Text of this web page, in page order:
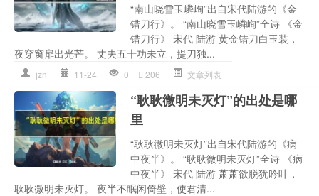
“南山晓雪玉嶙峋”出自宋代陆游的《金
错刀行》。 “南山晓雪玉嶙峋”全诗 《金
错刀行》 宋代 陆游 黄金错刀白玉装，
夜穿窗扉出光芒。 丈夫五十功未立，提刀独...
jzn 11-24 0 206 文章列表
“耿耿微明未灭灯”的出处是哪
里
“耿耿微明未灭灯”出自宋代陆游的《病
中夜半》。 “耿耿微明未灭灯”全诗 《病
中夜半》 宋代 陆游 萧萧欲脱犹吟叶，
耿耿微明未灭灯。 夜半不眠闲倚壁，使君清...